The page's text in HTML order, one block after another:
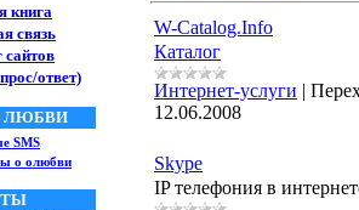
книга
связь
сайтов
ответ)
ЛЮБВИ
SMS
о олюбви
W-Catalog.Info
Каталог
Интернет-услуги |
12.06.2008
Skype
IP телефония в